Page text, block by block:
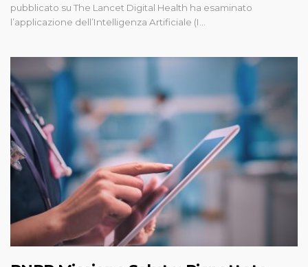
pubblicato su The Lancet Digital Health ha esaminato
l’applicazione dell’Intelligenza Artificiale (I…